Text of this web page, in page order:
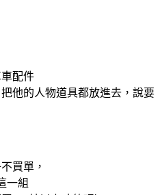
配件
他的人物道具都放進去，說要
買單，
一組